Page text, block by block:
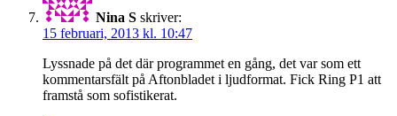
Nina S skriver:
15 februari, 2013 kl. 10:47
Lyssnade på det där programmet en gång, det var som ett
kommentarsfält på Aftonbladet i ljudformat. Fick Ring P1 att
framstå som sofistikerat.